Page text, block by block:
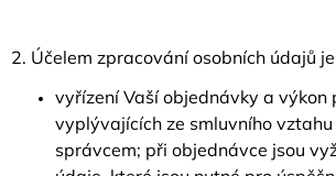
2. Účelem zpracování osobních údajů je
vyřízení Vaší objednávky a výkon
vyplývajících ze smluvního
správcem; při objednávce jsou